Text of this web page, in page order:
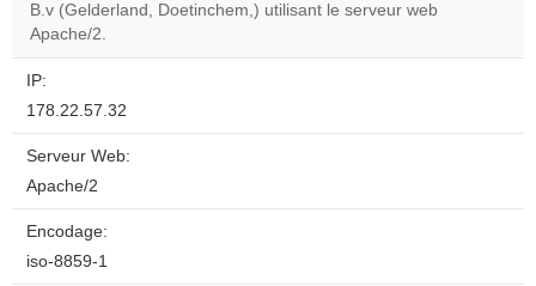
Do you
B.v (Gelderland, Doetinchem,) utilisant le serveur web
Apache/2.
IP:
178.22.57.32
Serveur Web:
Apache/2
Encodage:
iso-8859-1